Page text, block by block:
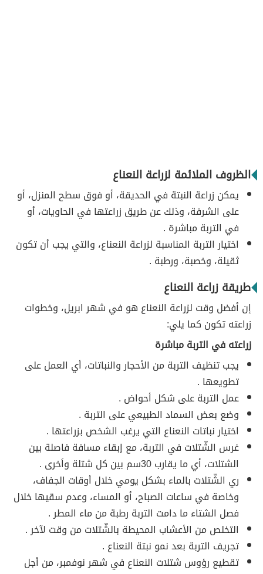
الظروف الملائمة لزراعة النعناع
يمكن زراعة النبتة في الحديقة، أو فوق سطح المنزل، أو
على الشرفة، وذلك عن طريق زراعتها في الحاويات، أو
في التربة مباشرة .
اختيار التربة المناسبة لزراعة النعناع، والتي يجب أن تكون
ثقيلة، وخصبة، ورطبة .
طريقة زراعة النعناع
إن أفضل وقت لزراعة النعناع هو في شهر ابريل، وخطوات
زراعته تكون كما يلي:
زراعته في التربة مباشرة
يجب تنظيف التربة من الأحجار والنباتات، أي العمل على
تطويعها .
عمل التربة على شكل أحواض .
وضع بعض السماد الطبيعي على التربة .
اختيار نباتات النعناع التي يرغب الشخص بزراعتها .
غرس الشّتلات في التربة، مع إبقاء مسافة فاصلة بين
الشتلات، أي ما يقارب 30سم بين كل شتلة واَخرى .
ري الشّتلات بالماء بشكل يومي خلال أوقات الجفاف،
وخاصة في ساعات الصباح، أو المساء، وعدم سقيها خلال
فصل الشتاء ما دامت التربة رطبة من ماء المطر .
التخلص من الأعشاب المحيطة بالشّتلات من وقت لآخر .
تجريف التربة بعد نمو نبتة النعناع .
تقطيع رؤوس شتلات النعناع في شهر نوفمبر، من أجل